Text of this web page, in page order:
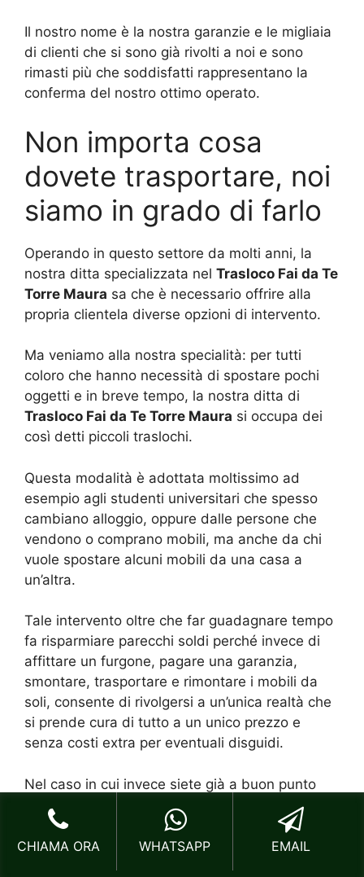
Il nostro nome è la nostra garanzie e le migliaia
di clienti che si sono già rivolti a noi e sono
rimasti più che soddisfatti rappresentano la
conferma del nostro ottimo operato.
Non importa cosa
dovete trasportare, noi
siamo in grado di farlo
Operando in questo settore da molti anni, la
nostra ditta specializzata nel Trasloco Fai da Te
Torre Maura sa che è necessario offrire alla
propria clientela diverse opzioni di intervento.
Ma veniamo alla nostra specialità: per tutti
coloro che hanno necessità di spostare pochi
oggetti e in breve tempo, la nostra ditta di
Trasloco Fai da Te Torre Maura si occupa dei
così detti piccoli traslochi.
Questa modalità è adottata moltissimo ad
esempio agli studenti universitari che spesso
cambiano alloggio, oppure dalle persone che
vendono o comprano mobili, ma anche da chi
vuole spostare alcuni mobili da una casa a
un’altra.
Tale intervento oltre che far guadagnare tempo
fa risparmiare parecchi soldi perché invece di
affittare un furgone, pagare una garanzia,
smontare, trasportare e rimontare i mobili da
soli, consente di rivolgersi a un’unica realtà che
si prende cura di tutto a un unico prezzo e
senza costi extra per eventuali disguidi.
Nel caso in cui invece siete già a buon punto
con le operazioni di imballaggio, la nostra ditta
specializzata in
Trasloco Fai da Te Torre Maura
vi dà anche l’opportunità di scegliere il così
CHIAMA ORA WHATSAPP EMAIL